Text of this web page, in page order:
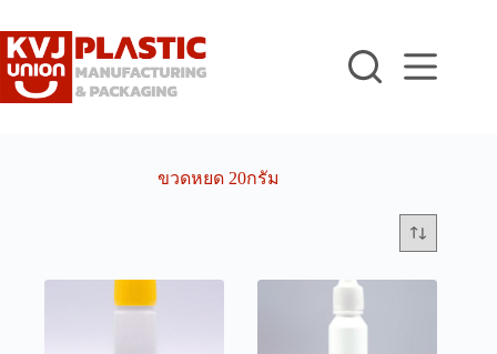
to
content
ขวดหยด 20กรัม